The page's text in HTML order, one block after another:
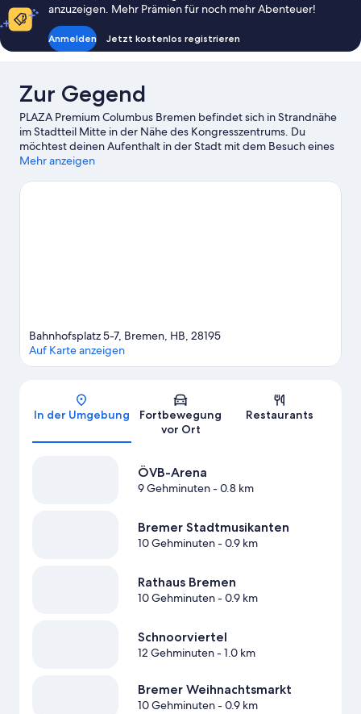
anzuzeigen. Mehr Prämien für noch mehr Abenteuer!
Anmelden Jetzt kostenlos registrieren
Zur Gegend
PLAZA Premium Columbus Bremen befindet sich in Strandnähe
im Stadtteil Mitte in der Nähe des Kongresszentrums. Du
möchtest deinen Aufenthalt in der Stadt mit dem Besuch eines
spannenden Events oder einer Sportveranstaltung aufpeppen?
Reiseführer für Bremen
Mehr anzeigen
Karte
Bahnhofsplatz 5-7, Bremen, HB, 28195
Auf Karte anzeigen
In der Umgebung
Fortbewegung
vor Ort
Restaurants
ÖVB-Arena
9 Gehminuten- 0.8 km
Bremer Stadtmusikanten
10 Gehminuten- 0.9 km
Rathaus Bremen
10 Gehminuten- 0.9 km
Schnoorviertel
12 Gehminuten- 1.0 km
Bremer Weihnachtsmarkt
10 Gehminuten- 0.9 km